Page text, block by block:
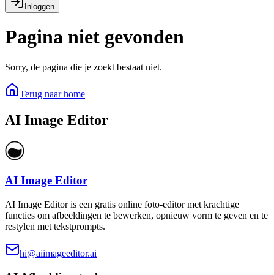
Inloggen
Pagina niet gevonden
Sorry, de pagina die je zoekt bestaat niet.
Terug naar home
AI Image Editor
AI Image Editor
AI Image Editor is een gratis online foto-editor met krachtige
functies om afbeeldingen te bewerken, opnieuw vorm te geven en te
restylen met tekstprompts.
hi@aiimageeditor.ai